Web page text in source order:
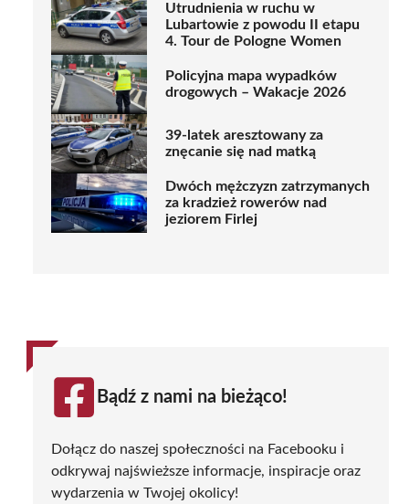
Utrudnienia w ruchu w
Lubartowie z powodu II etapu
4. Tour de Pologne Women
Policyjna mapa wypadków
drogowych – Wakacje 2026
39-latek aresztowany za
znęcanie się nad matką
Dwóch mężczyzn zatrzymanych
za kradzież rowerów nad
jeziorem Firlej
Bądź z nami na bieżąco!
Dołącz do naszej społeczności na Facebooku i
odkrywaj najświeższe informacje, inspiracje oraz
wydarzenia w Twojej okolicy!